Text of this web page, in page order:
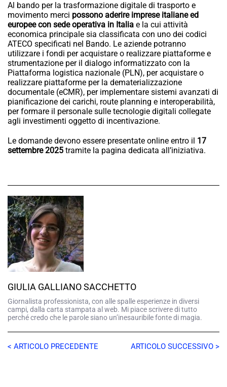
Al bando per la trasformazione digitale di trasporto e
movimento merci possono aderire imprese italiane ed
europee con sede operativa in Italia e la cui attività
economica principale sia classificata con uno dei codici
ATECO specificati nel Bando. Le aziende potranno
utilizzare i fondi per acquistare o realizzare piattaforme e
strumentazione per il dialogo informatizzato con la
Piattaforma logistica nazionale (PLN), per acquistare o
realizzare piattaforme per la dematerializzazione
documentale (eCMR), per implementare sistemi avanzati di
pianificazione dei carichi, route planning e interoperabilità,
per formare il personale sulle tecnologie digitali collegate
agli investimenti oggetto di incentivazione.
Le domande devono essere presentate online entro il 17
settembre 2025 tramite la pagina dedicata all’iniziativa.
GIULIA GALLIANO SACCHETTO
Giornalista professionista, con alle spalle esperienze in diversi
campi, dalla carta stampata al web. Mi piace scrivere di tutto
perché credo che le parole siano un’inesauribile fonte di magia.
< ARTICOLO PRECEDENTE ARTICOLO SUCCESSIVO >